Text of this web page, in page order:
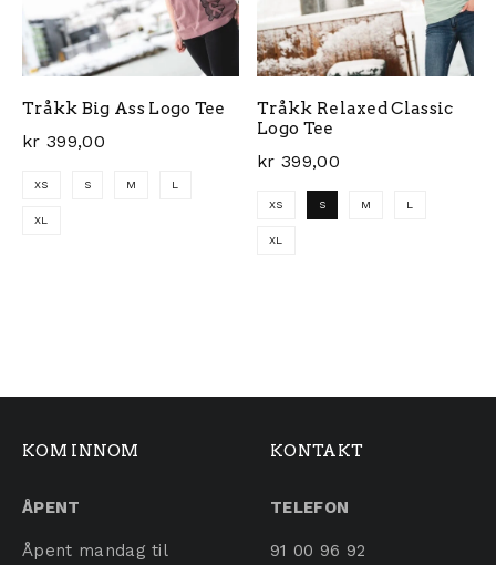
Tråkk Big Ass Logo Tee
kr 399,00
XS S M L
XL
Tråkk Relaxed Classic
Logo Tee
kr 399,00
XS S M L
XL
KOM INNOM
ÅPENT
Åpent mandag til
KONTAKT
TELEFON
91 00 96 92